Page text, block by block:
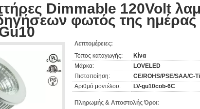
Dimmable 120Volt
φωτός της ημέρας
Λεπτομέρειες:
Τόπος καταγωγής:
Κίνα
Μάρκα:
LOVELED
Πιστοποίηση:
CE/ROHS/PSE/SAA/C-
Αριθμό μοντέλου:
LV-gu10cob-6C
Πληρωμής & Αποστολής Όροι: